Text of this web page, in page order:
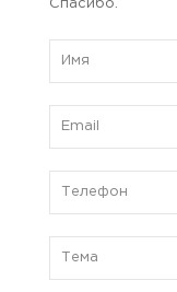
Спасибо.